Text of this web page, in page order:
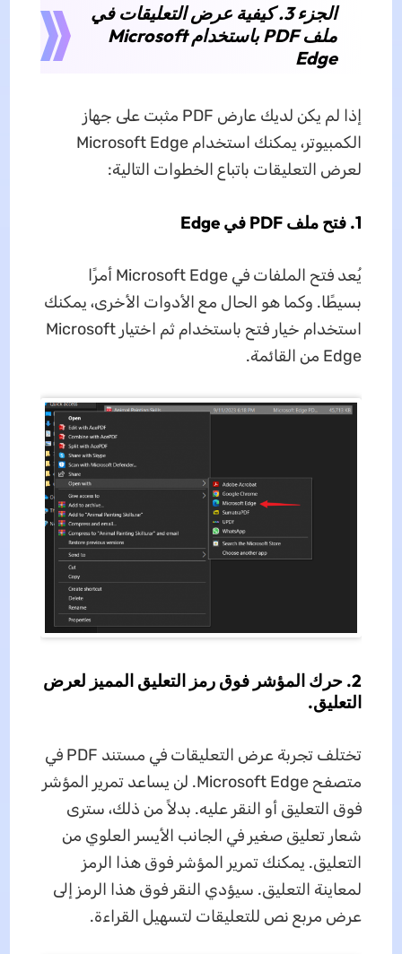
الجزء 3. كيفية عرض التعليقات في
ملف PDF باستخدام Microsoft
Edge
إذا لم يكن لديك عارض PDF مثبت على جهاز
الكمبيوتر، يمكنك استخدام Microsoft Edge
لعرض التعليقات باتباع الخطوات التالية:
1. فتح ملف PDF في Edge
يُعد فتح الملفات في Microsoft Edge أمرًا
بسيطًا. وكما هو الحال مع الأدوات الأخرى، يمكنك
استخدام خيار فتح باستخدام ثم اختيار Microsoft
Edge من القائمة.
2. حرك المؤشر فوق رمز التعليق المميز لعرض
التعليق.
تختلف تجربة عرض التعليقات في مستند PDF في
متصفح Microsoft Edge. لن يساعد تمرير المؤشر
فوق التعليق أو النقر عليه. بدلاً من ذلك، سترى
شعار تعليق صغير في الجانب الأيسر العلوي من
التعليق. يمكنك تمرير المؤشر فوق هذا الرمز
لمعاينة التعليق. سيؤدي النقر فوق هذا الرمز إلى
عرض مربع نص للتعليقات لتسهيل القراءة.